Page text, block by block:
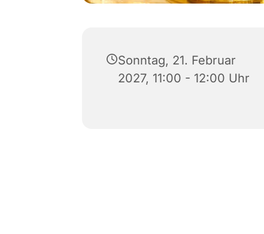
Sonntag, 21. Februar
2027, 11:00 - 12:00 Uhr